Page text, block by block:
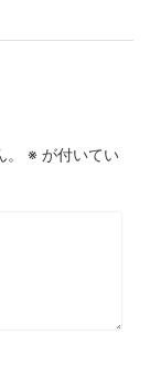
※ が付いてい